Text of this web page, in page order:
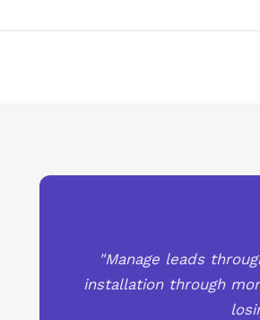
"Manage leads
installation through